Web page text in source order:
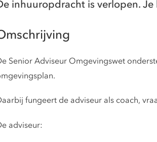
inhuuropdracht is verlopen.
Senior Adviseur Omgevingswet
fungeert de adviseur als coach,
adviseur: